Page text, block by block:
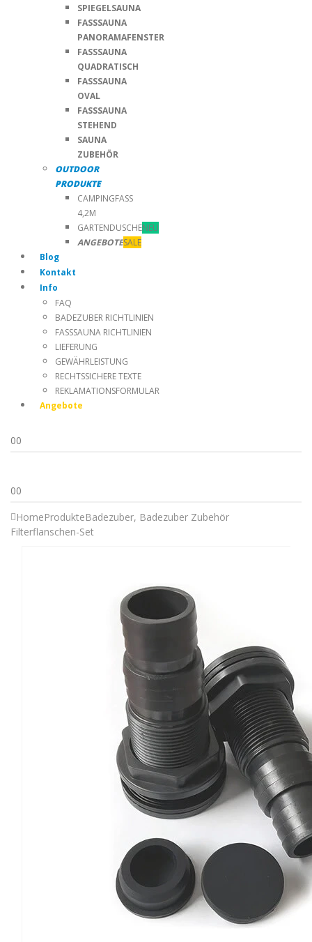
SPIEGELSAUNA
FASSSAUNA
PANORAMAFENSTER
FASSSAUNA
QUADRATISCH
FASSSAUNA
OVAL
FASSSAUNA
STEHEND
SAUNA
ZUBEHÖR
OUTDOOR
PRODUKTE
CAMPINGFASS
4,2M
GARTENDUSCHENEU
ANGEBOTESALE
Blog
Kontakt
Info
FAQ
BADEZUBER RICHTLINIEN
FASSSAUNA RICHTLINIEN
LIEFERUNG
GEWÄHRLEISTUNG
RECHTSSICHERE TEXTE
REKLAMATIONSFORMULAR
Angebote
00
00
HomeProdukteBadezuber, Badezuber Zubehör
Filterflanschen-Set